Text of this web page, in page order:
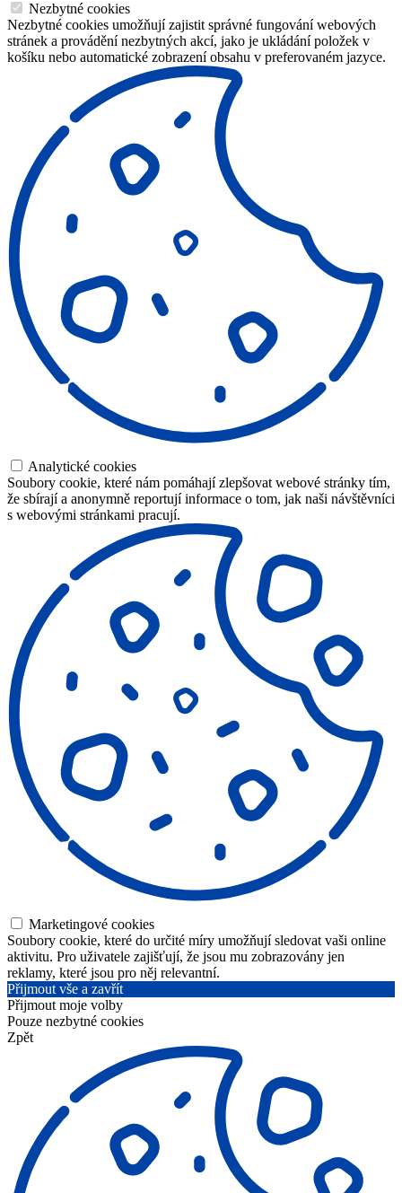
Nezbytné cookies
Nezbytné cookies umožňují zajistit správné fungování webových
stránek a provádění nezbytných akcí, jako je ukládání položek v
košíku nebo automatické zobrazení obsahu v preferovaném jazyce.
Analytické cookies
Soubory cookie, které nám pomáhají zlepšovat webové stránky tím,
že sbírají a anonymně reportují informace o tom, jak naši návštěvníci
s webovými stránkami pracují.
Marketingové cookies
Soubory cookie, které do určité míry umožňují sledovat vaši online
aktivitu. Pro uživatele zajišťují, že jsou mu zobrazovány jen
reklamy, které jsou pro něj relevantní.
Přijmout vše a zavřít
Přijmout moje volby
Pouze nezbytné cookies
Zpět